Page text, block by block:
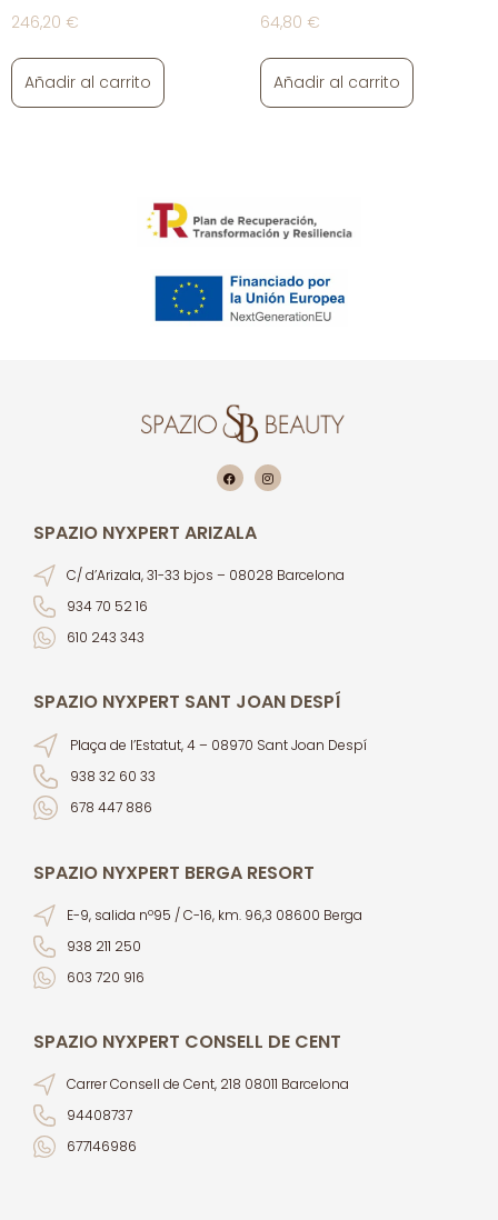
246,20 €
Añadir al carrito
64,80 €
Añadir al carrito
SPAZIO NYXPERT ARIZALA
C/ d’Arizala, 31-33 bjos – 08028 Barcelona
934 70 52 16
610 243 343
SPAZIO NYXPERT SANT JOAN DESPÍ
Plaça de l’Estatut, 4 – 08970 Sant Joan Despí
938 32 60 33
678 447 886
SPAZIO NYXPERT BERGA RESORT
E-9, salida nº95 / C-16, km. 96,3 08600 Berga
938 211 250
603 720 916
SPAZIO NYXPERT CONSELL DE CENT
Carrer Consell de Cent, 218 08011 Barcelona
94408737
677146986